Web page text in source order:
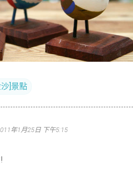
沙]景點
年1月25日 下午5:15